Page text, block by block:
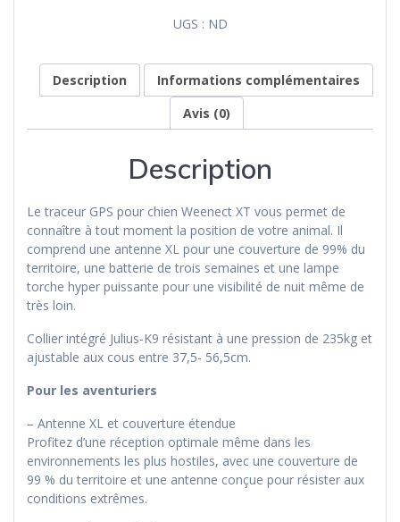
UGS : ND
Description
Informations complémentaires
Avis (0)
Description
Le traceur GPS pour chien Weenect XT vous permet de
connaître à tout moment la position de votre animal. Il
comprend une antenne XL pour une couverture de 99% du
territoire, une batterie de trois semaines et une lampe
torche hyper puissante pour une visibilité de nuit même de
très loin.
Collier intégré Julius-K9 résistant à une pression de 235kg et
ajustable aux cous entre 37,5- 56,5cm.
Pour les aventuriers
– Antenne XL et couverture étendue
Profitez d’une réception optimale même dans les
environnements les plus hostiles, avec une couverture de
99 % du territoire et une antenne conçue pour résister aux
conditions extrêmes.